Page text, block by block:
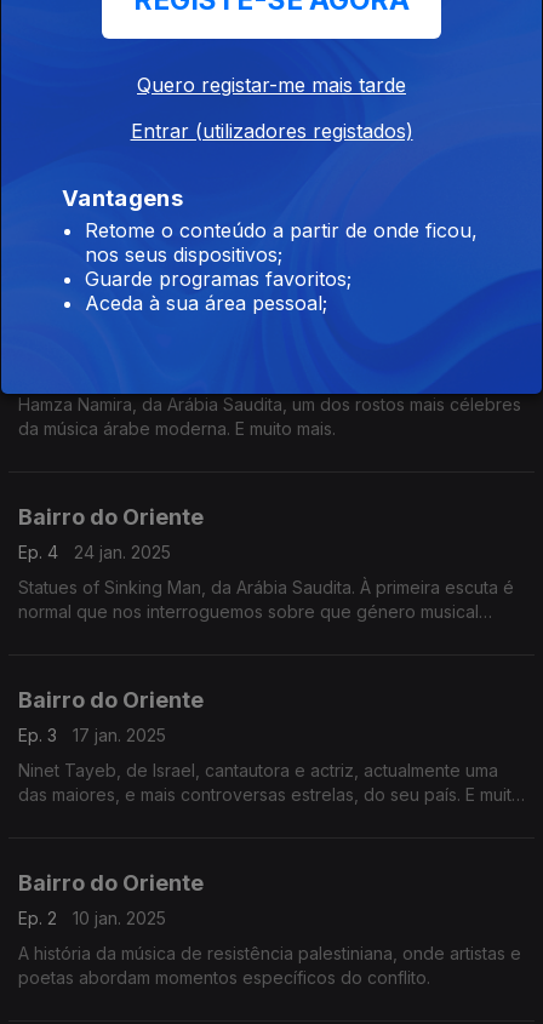
Atif Aslam, do Paquistão, premiado com uma estrela na
cantor do Paquistão. E muito mais.
14 fev. 2025
Majaz, do Barhain, um programa especial a eles dedicado em
Hamza Namira, da Arábia Saudita, um dos rostos mais célebres
da música árabe moderna. E muito mais.
Bairro do Oriente
Ep. 4
24 jan. 2025
Statues of Sinking Man, da Arábia Saudita. À primeira escuta é
normal que nos interroguemos sobre que género musical
Bairro do Oriente
Ep. 3
17 jan. 2025
Ninet Tayeb, de Israel, cantautora e actriz, actualmente uma
das maiores, e mais controversas estrelas, do seu país. E muito
Bairro do Oriente
Ep. 2
10 jan. 2025
A história da música de resistência palestiniana, onde artistas e
poetas abordam momentos específicos do conflito.
Quero registar-me mais tarde
Entrar (utilizadores registados)
Vantagens
Retome o conteúdo a partir de onde ficou,
nos seus dispositivos;
Guarde programas favoritos;
Aceda à sua área pessoal;